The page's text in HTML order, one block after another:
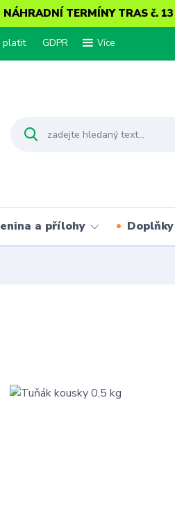
NÁHRADNÍ TERMÍNY TRAS č.
platit GDPR Více
a přílohy Doplňky